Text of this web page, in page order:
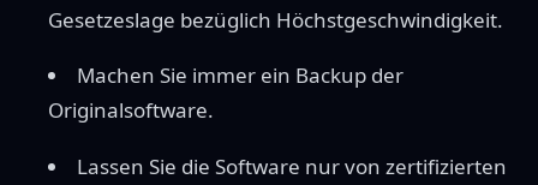
Gesetzeslage bezüglich Höchstgeschwindigkeit.
Machen Sie immer ein Backup der
Originalsoftware.
Lassen Sie die Software nur von zertifizierten